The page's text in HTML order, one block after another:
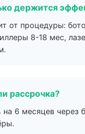
держится
от процедуры:
8-18 мес,
рассрочка?
на 6 месяцев через